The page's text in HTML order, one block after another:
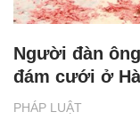
PHÁP LUẬT
Người đàn
đám cưới ở